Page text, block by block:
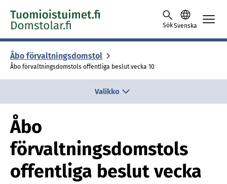
Skip to content -saavutettavuusohje
SökSvenska
Åbo för­valt­nings­dom­stol
Åbo förvaltningsdomstols offentliga beslut vecka 10
Valikko
Åbo
förvaltningsdomstols
offentliga beslut vecka